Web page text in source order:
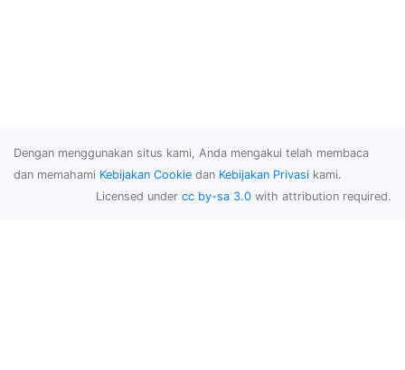
Dengan menggunakan situs kami, Anda mengakui telah membaca
dan memahami Kebijakan Cookie dan Kebijakan Privasi kami.
Licensed under cc by-sa 3.0 with attribution required.